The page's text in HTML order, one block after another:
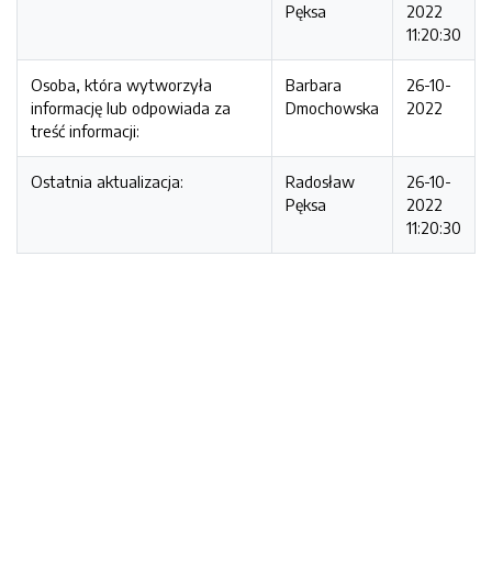
Pęksa
2022
11:20:30
Osoba, która wytworzyła
informację lub odpowiada za
treść informacji:
Barbara
Dmochowska
26-10-
2022
Ostatnia aktualizacja:
Radosław
Pęksa
26-10-
2022
11:20:30